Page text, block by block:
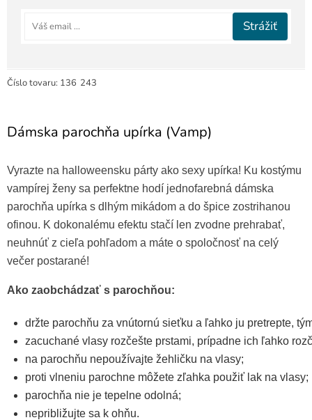
Strážiť
Číslo tovaru: 136 243
Dámska parochňa upírka (Vamp)
Vyrazte na halloweensku párty ako sexy upírka! Ku kostýmu
vampírej ženy sa perfektne hodí jednofarebná dámska
parochňa upírka s dlhým mikádom a do špice zostrihanou
ofinou. K dokonalému efektu stačí len zvodne prehrabať,
neuhnúť z cieľa pohľadom a máte o spoločnosť na celý
večer postarané!
Ako zaobchádzať s parochňou:
držte parochňu za vnútornú sieťku a ľahko ju pretrepte,
zacuchané vlasy rozčešte prstami, prípadne ich ľahko
na parochňu nepoužívajte žehličku na vlasy;
proti vlneniu parochne môžete zľahka použiť lak na vlasy;
parochňa nie je tepelne odolná;
nepribližujte sa k ohňu.